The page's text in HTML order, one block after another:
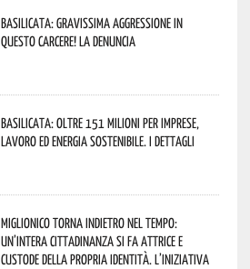
Basilicata: gravissima aggressione in
questo Carcere! La denuncia
Basilicata: oltre 151 milioni per imprese,
lavoro ed energia sostenibile. I dettagli
Miglionico torna indietro nel tempo:
un’intera cittadinanza si fa attrice e
custode della propria identità. L’iniziativa